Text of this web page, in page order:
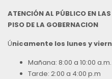
ATENCIÓN AL PÚBLICO EN
PISO DE LA GOBERNACION
Únicamente los lunes y
Mañana: 8:00 a 10:00 a.m.
Tarde: 2:00 a 4:00 p.m